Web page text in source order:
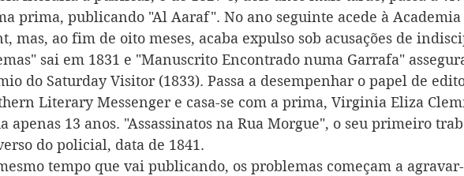
prima, publicando "Al Aaraf". No ano seguinte acede à Academia
mas, ao fim de oito meses, acaba expulso sob acusações de
sai em 1831 e "Manuscrito Encontrado numa Garrafa"
do Saturday Visitor (1833). Passa a desempenhar o papel de
Literary Messenger e casa-se com a prima, Virginia Eliza
apenas 13 anos. "Assassinatos na Rua Morgue", o seu primeiro
do policial, data de 1841.
tempo que vai publicando, os problemas começam a